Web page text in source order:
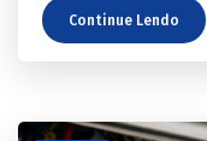
Continue Lendo